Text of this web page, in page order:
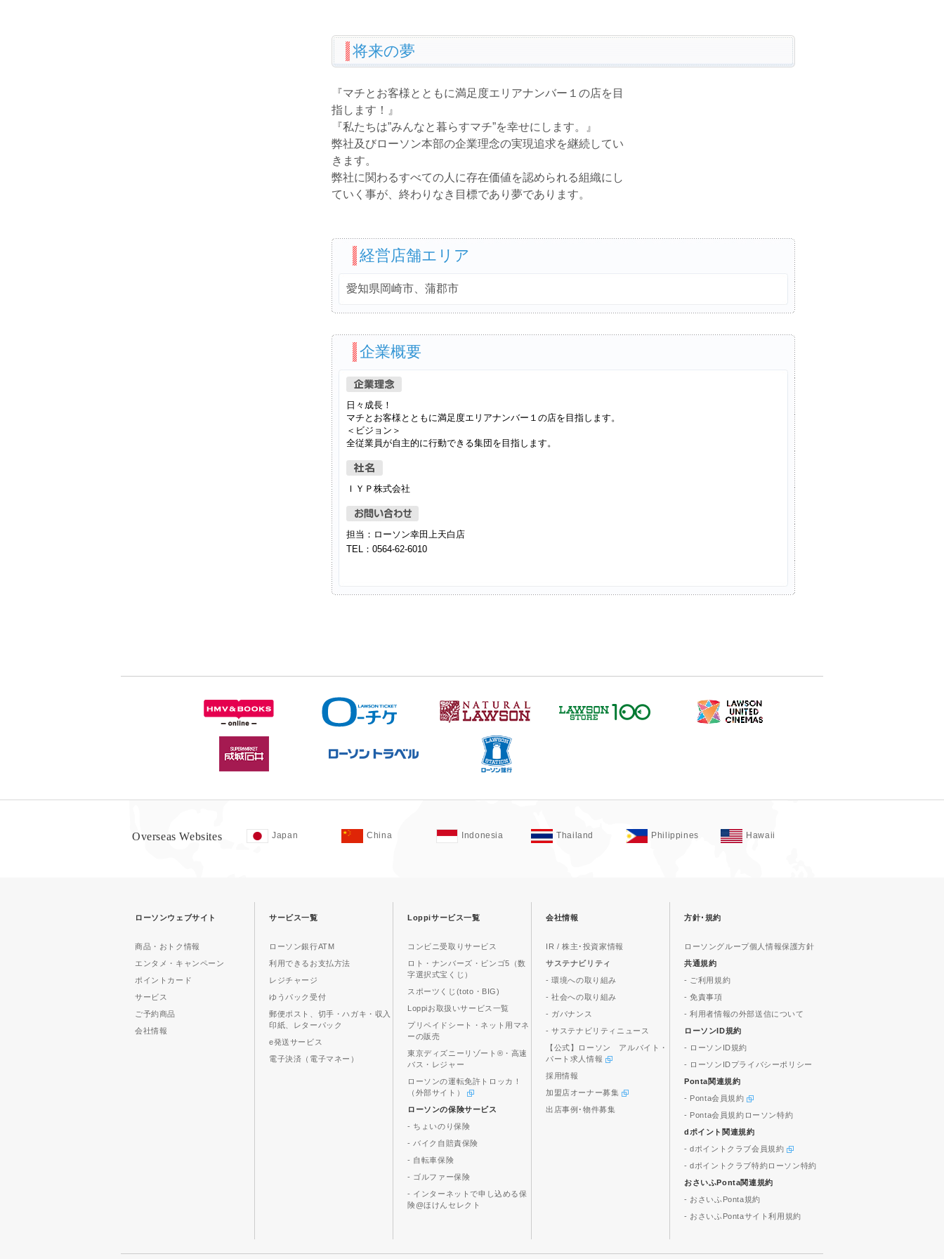
将来の夢
『マチとお客様とともに満足度エリアナンバー１の店を目
指します！』
『私たちは”みんなと暮らすマチ”を幸せにします。』
弊社及びローソン本部の企業理念の実現追求を継続してい
きます。
弊社に関わるすべての人に存在価値を認められる組織にし
ていく事が、終わりなき目標であり夢であります。
経営店舗エリア
愛知県岡崎市、蒲郡市
企業概要
日々成長！
マチとお客様とともに満足度エリアナンバー１の店を目指します。
＜ビジョン＞
全従業員が自主的に行動できる集団を目指します。
ＩＹＰ株式会社
担当：ローソン幸田上天白店
TEL：0564-62-6010
Overseas Websites Japan China Indonesia Thailand Philippines Hawaii
ローソンウェブサイト
商品・おトク情報
エンタメ・キャンペーン
ポイントカード
サービス
ご予約商品
会社情報
サービス一覧
ローソン銀行ATM
利用できるお支払方法
レジチャージ
ゆうパック受付
郵便ポスト、切手・ハガキ・収入
印紙、レターパック
e発送サービス
電子決済（電子マネー）
Loppiサービス一覧
コンビニ受取りサービス
ロト・ナンバーズ・ビンゴ5（数
字選択式宝くじ）
スポーツくじ(toto・BIG)
Loppiお取扱いサービス一覧
プリペイドシート・ネット用マネ
ーの販売
東京ディズニーリゾート®・高速
バス・レジャー
ローソンの運転免許トロッカ！
（外部サイト）
ローソンの保険サービス
- ちょいのり保険
- バイク自賠責保険
- 自転車保険
- ゴルファー保険
- インターネットで申し込める保
険@ほけんセレクト
会社情報
IR / 株主･投資家情報
サステナビリティ
- 環境への取り組み
- 社会への取り組み
- ガバナンス
- サステナビリティニュース
【公式】ローソン アルバイト・
パート求人情報
採用情報
加盟店オーナー募集
出店事例･物件募集
方針･規約
ローソングループ個人情報保護方針
共通規約
- ご利用規約
- 免責事項
- 利用者情報の外部送信について
ローソンID規約
- ローソンID規約
- ローソンIDプライバシーポリシー
Ponta関連規約
- Ponta会員規約
- Ponta会員規約ローソン特約
dポイント関連規約
- dポイントクラブ会員規約
- dポイントクラブ特約ローソン特約
おさいふPonta関連規約
- おさいふPonta規約
- おさいふPontaサイト利用規約